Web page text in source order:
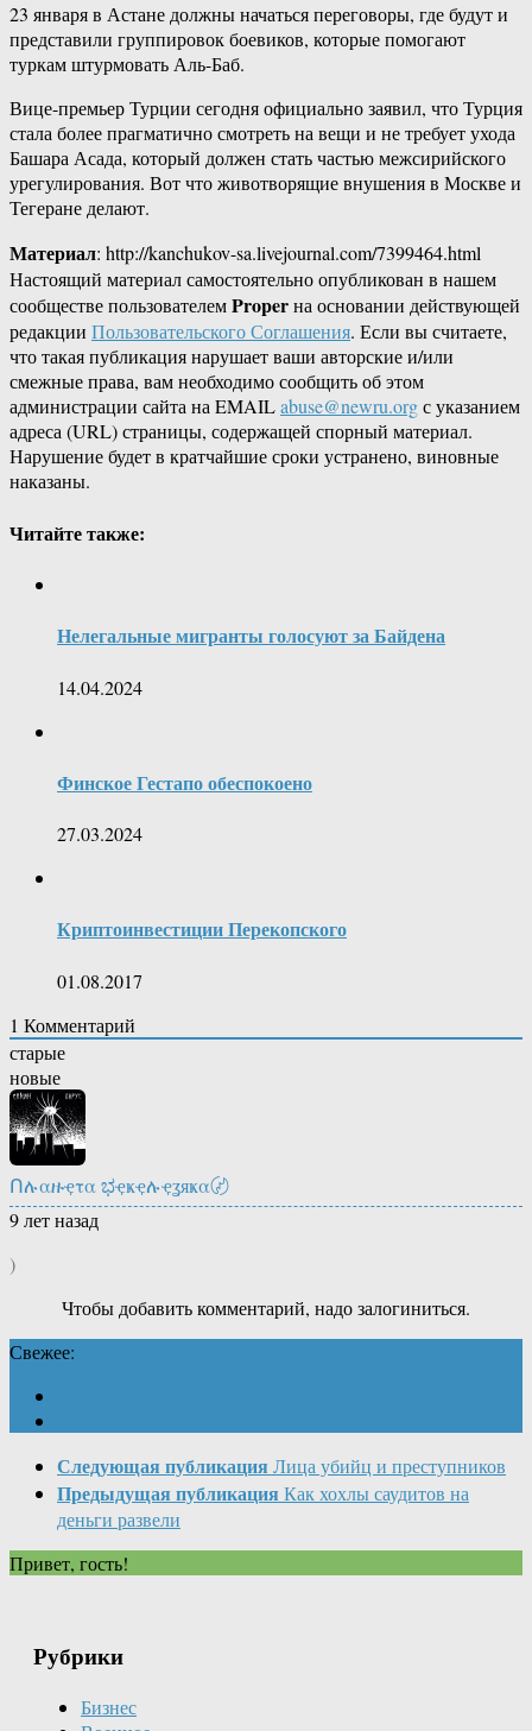
23 января в Астане должны начаться переговоры, где будут и
представили группировок боевиков, которые помогают
туркам штурмовать Аль-Баб.
Вице-премьер Турции сегодня официально заявил, что Турция
стала более прагматично смотреть на вещи и не требует ухода
Башара Асада, который должен стать частью межсирийского
урегулирования. Вот что животворящие внушения в Москве и
Тегеране делают.
Материал: http://kanchukov-sa.livejournal.com/7399464.html
Настоящий материал самостоятельно опубликован в нашем
сообществе пользователемProperна основании действующей
редакции Пользовательского Соглашения. Если вы считаете,
что такая публикация нарушает ваши авторские и/или
смежные права, вам необходимо сообщить об этом
администрации сайта на EMAILabuse@newru.orgс указанием
адреса (URL) страницы, содержащей спорный материал.
Нарушение будет в кратчайшие сроки устранено, виновные
наказаны.
Читайте также:
Нелегальные мигранты голосуют за Байдена
14.04.2024
Финское Гестапо обеспокоено
27.03.2024
Криптоинвестиции Перекопского
01.08.2017
1 Комментарий
старые
новые
Ոሉαዙҿτα ಭҿҝҿሉҿʓяҝα〄
9 лет назад
)
Чтобы добавить комментарий, надо залогиниться.
Свежее:
Следующая публикация Лица убийц и преступников
Предыдущая публикация Как хохлы саудитов на
деньги развели
Привет, гость!
Рубрики
Бизнес